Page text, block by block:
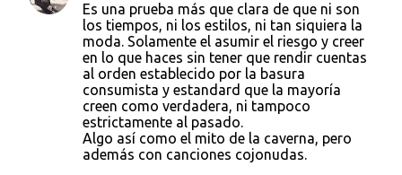
Es una prueba más que clara de que ni son
los tiempos, ni los estilos, ni tan siquiera la
moda. Solamente el asumir el riesgo y creer
en lo que haces sin tener que rendir cuentas
al orden establecido por la basura
consumista y estandard que la mayoría
creen como verdadera, ni tampoco
estrictamente al pasado.
Algo así como el mito de la caverna, pero
además con canciones cojonudas.